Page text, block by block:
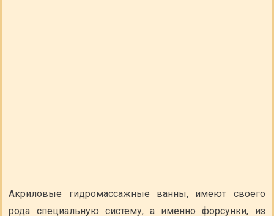
Акриловые гидромассажные ванны, имеют своего
рода специальную систему, а именно форсунки, из